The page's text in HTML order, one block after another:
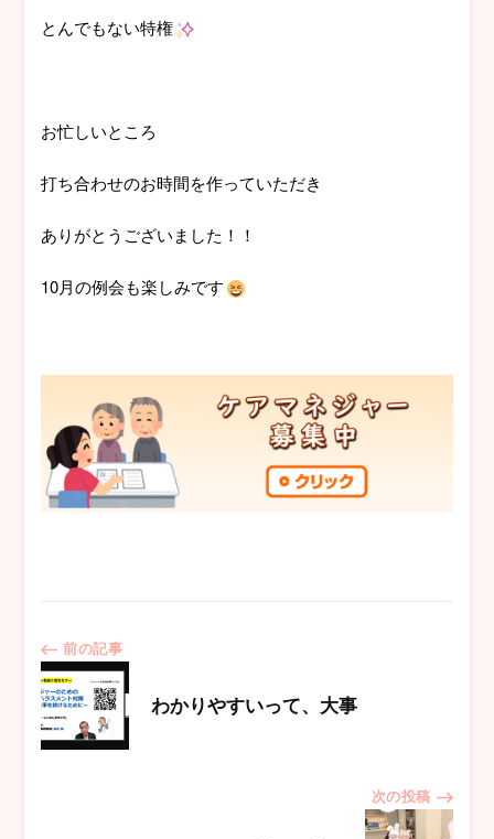
とんでもない特権
お忙しいところ
打ち合わせのお時間を作っていただき
ありがとうございました！！
10月の例会も楽しみです
投
稿
ナ
前の記事
わかりやすいって、大事
次の投稿